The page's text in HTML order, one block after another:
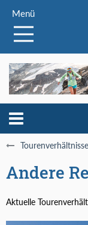
Menü
Tourenverhältnisse
Andere
Aktuelle